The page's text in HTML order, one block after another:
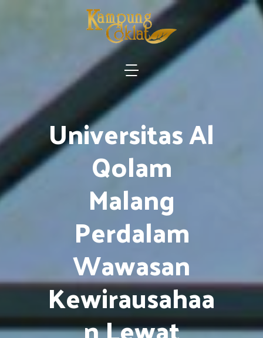
Universitas Al
Qolam
Malang
Perdalam
Wawasan
Kewirausahaa